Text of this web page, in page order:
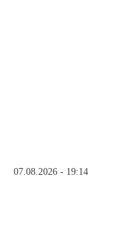
07.08.2026 - 19:14